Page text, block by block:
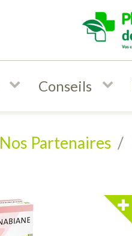
Conseils
Nos Partenaires